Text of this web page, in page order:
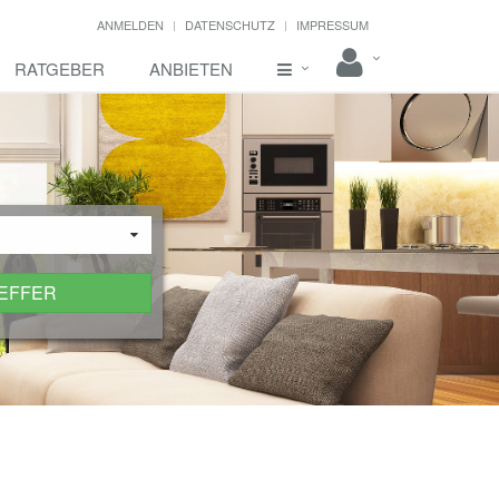
ANMELDEN DATENSCHUTZ IMPRESSUM
RATGEBER ANBIETEN